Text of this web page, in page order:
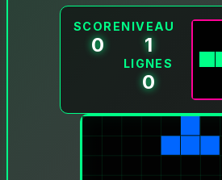
SCORE
0
NIVEAU
1
LIGNES
0